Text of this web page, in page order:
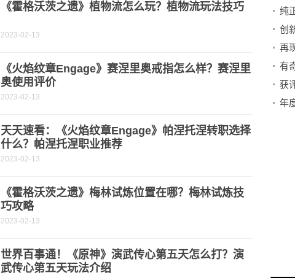
《霍格沃茨之遗》植物流怎么玩？植物流玩法技巧
2023-02-13
《火焰纹章Engage》赛涅里奥戒指怎么样？赛涅里
奥使用评价
2023-02-13
天天速看：《火焰纹章Engage》帕涅托涅转职选择
什么？帕涅托涅职业推荐
2023-02-13
《霍格沃茨之遗》梅林试炼位置在哪？梅林试炼技
巧攻略
2023-02-13
世界百事通！《原神》演武传心第五天怎么打？演
武传心第五天玩法介绍